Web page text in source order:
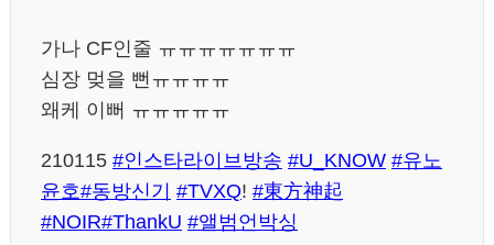
가나 CF인줄 ㅠㅠㅠㅠㅠㅠㅠ
심장 멎을 뻔ㅠㅠㅠㅠ
왜케 이뻐 ㅠㅠㅠㅠㅠ
210115 #인스타라이브방송 #U_KNOW #유노
윤호#동방신기 #TVXQ! #東方神起
#NOIR#ThankU #앨범언박싱